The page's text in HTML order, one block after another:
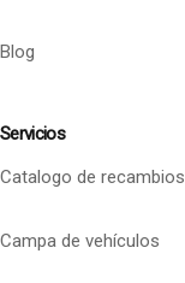
Blog
Servicios
Catalogo de recambios
Campa de vehículos